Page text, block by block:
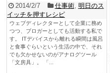
2014/2/7 仕事術, 明日のス
イッチを押すレシピ
ウェブディレクターとして企業に務め
つつ、ブロガーとしても活動する私で
す。 ITデバイスから離れる瞬間は風呂
と食事ぐらいという生活の中で、それ
でも欠かせないのがアナログツール
「文房具」。 「...